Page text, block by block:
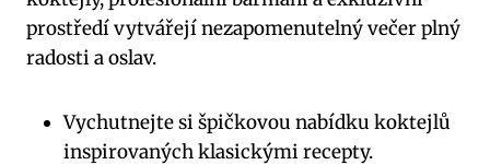
prostředí vytvářejí nezapomenutelný večer plný
radosti a oslav.
Vychutnejte si špičkovou nabídku koktejlů
inspirovaných klasickými recepty.